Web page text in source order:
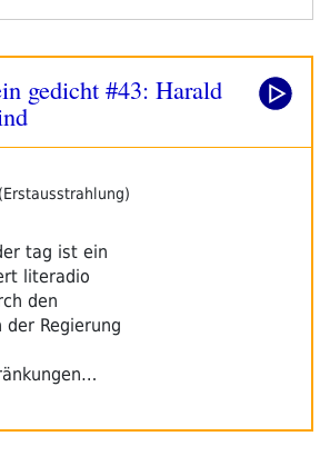
gedicht #43: Harald
tag ist ein
literadio
den
Regierung